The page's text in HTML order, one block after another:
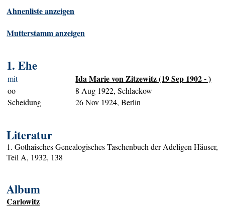
Ahnenliste anzeigen
Mutterstamm anzeigen
1. Ehe
mit Ida Marie von Zitzewitz (19 Sep 1902 - )
oo
8 Aug 1922, Schlackow
Scheidung
26 Nov 1924, Berlin
Literatur
1. Gothaisches Genealogisches Taschenbuch der Adeligen Häuser,
Teil A, 1932, 138
Album
Carlowitz